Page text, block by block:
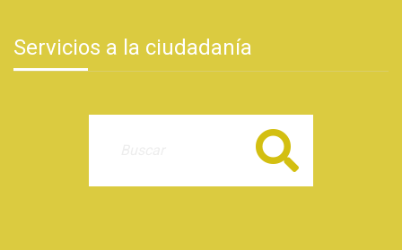
Servicios a la ciudadanía
Buscar